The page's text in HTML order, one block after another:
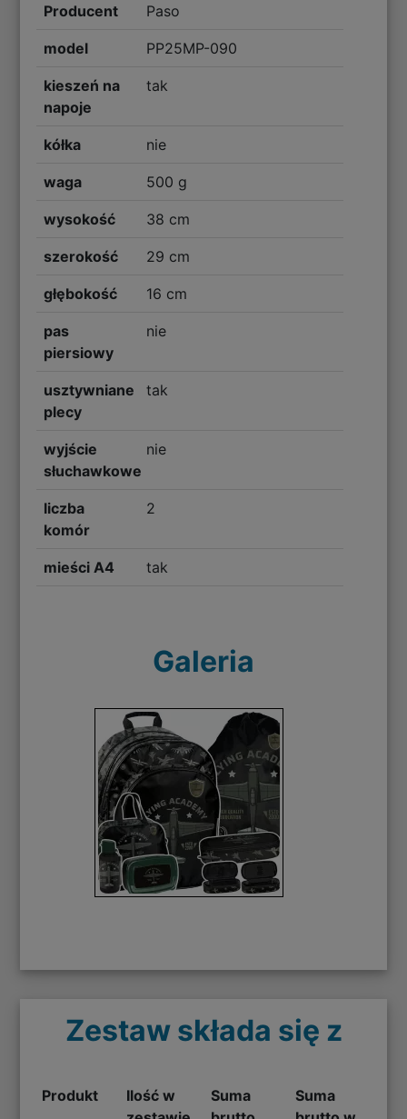
Producent Paso
model PP25MP-090
kieszeń na
napoje
tak
kółka nie
waga 500 g
wysokość 38 cm
szerokość 29 cm
głębokość 16 cm
pas
piersiowy
nie
usztywniane
plecy
tak
wyjście
słuchawkowe
nie
liczba
komór
2
mieści A4 tak
Galeria
Zestaw składa się z
Produkt
Ilość w
Suma
Suma